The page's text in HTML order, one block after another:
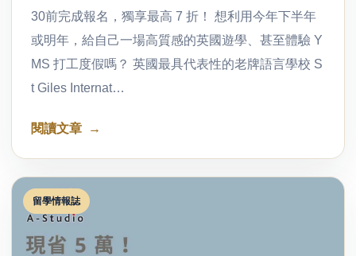
30前完成報名，獨享最高 7 折！ 想利用今年下半年
或明年，給自己一場高質感的英國遊學、甚至體驗 Y
MS 打工度假嗎？ 英國最具代表性的老牌語言學校 S
t Giles Internat…
閱讀文章
留學情報誌